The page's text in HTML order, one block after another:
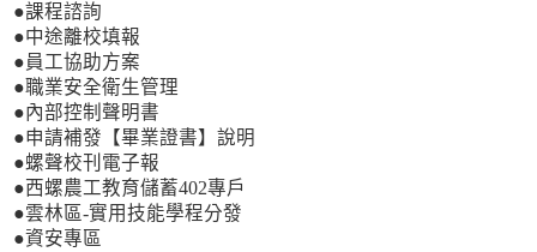
●課程諮詢
●中途離校填報
●員工協助方案
●職業安全衛生管理
●內部控制聲明書
●申請補發【畢業證書】說明
●螺聲校刊電子報
●西螺農工教育儲蓄402專戶
●雲林區-實用技能學程分發
●資安專區